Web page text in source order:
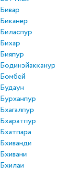
Бивар
Биканер
Биласпур
Бихар
Бияпур
Бодинэйакканур
Бомбей
Будаун
Бурханпур
Бхагалпур
Бхаратпур
Бхатпара
Бхиванди
Бхивани
Бхилаи